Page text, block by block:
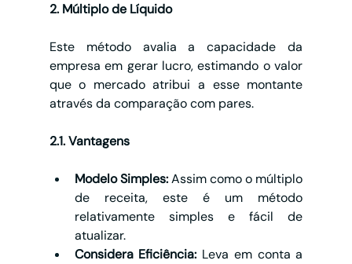
2. Múltiplo de Líquido
Este método avalia a capacidade da
empresa em gerar lucro, estimando o valor
que o mercado atribui a esse montante
através da comparação com pares.
2.1. Vantagens
Modelo Simples: Assim como o múltiplo
de receita, este é um método
relativamente simples e fácil de
atualizar.
Considera Eficiência: Leva em conta a